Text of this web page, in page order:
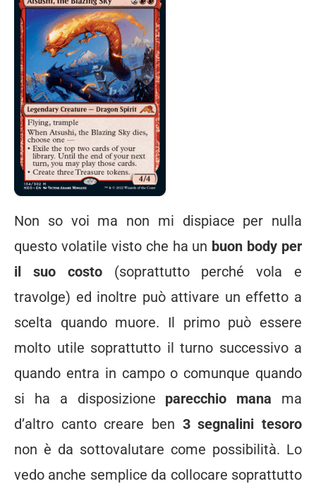
Non so voi ma non mi dispiace per nulla
questo volatile visto che ha un buon body per
il suo costo(soprattutto perché vola e
travolge) ed inoltre può attivare un effetto a
scelta quando muore. Il primo può essere
molto utile soprattutto il turno successivo a
quando entra in campo o comunque quando
si ha a disposizione parecchio mana ma
d’altro canto creare ben 3 segnalini tesoro
non è da sottovalutare come possibilità. Lo
vedo anche semplice da collocare soprattutto